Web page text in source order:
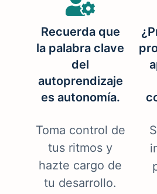
Recuerda que
la palabra clave
del
autoprendizaje
es autonomía.
Toma control de
tus ritmos y
hazte cargo de
tu desarrollo.